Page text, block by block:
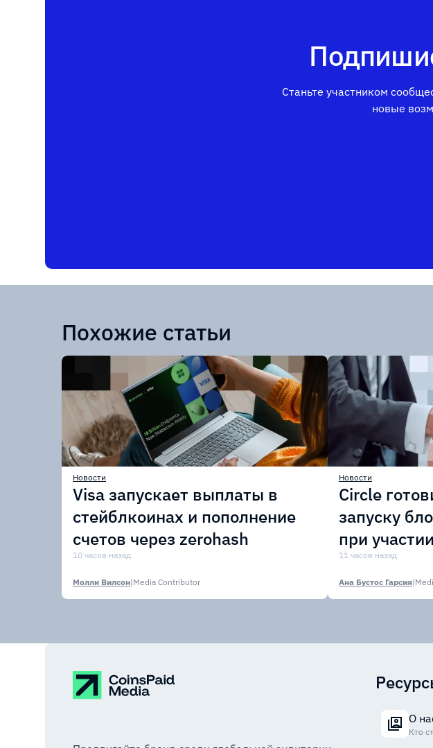
Станьте участником
новые
Похожие статьи
Новости
Visa запускает выплаты в
стейблкоинах и пополнение
счетов через zerohash
10 часов назад
Молли Вилсон|Media Contributor
Новости
Circle
запуску
при
11 часов назад
Ана Бустос Гарсия|
О
Кто